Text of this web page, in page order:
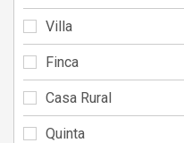
Villa
Finca
Casa Rural
Quinta